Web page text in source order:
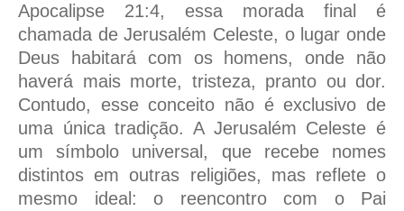
Apocalipse 21:4, essa morada final é
chamada de Jerusalém Celeste, o lugar onde
Deus habitará com os homens, onde não
haverá mais morte, tristeza, pranto ou dor.
Contudo, esse conceito não é exclusivo de
uma única tradição. A Jerusalém Celeste é
um símbolo universal, que recebe nomes
distintos em outras religiões, mas reflete o
mesmo ideal: o reencontro com o Pai